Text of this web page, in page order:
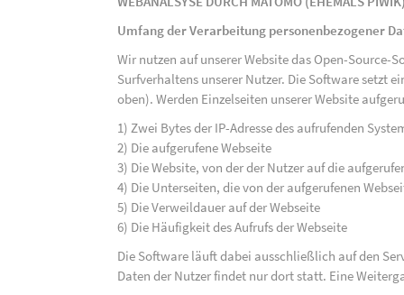
Umfang der Verarbeitung personenbezogener
Wir nutzen auf unserer Website das Open-Source-
Surfverhaltens unserer Nutzer. Die Software setzt
oben). Werden Einzelseiten unserer Website
1) Zwei Bytes der IP-Adresse des aufrufenden
2) Die aufgerufene Webseite
3) Die Website, von der der Nutzer auf die
4) Die Unterseiten, die von der aufgerufenen
5) Die Verweildauer auf der Webseite
6) Die Häufigkeit des Aufrufs der Webseite
Die Software läuft dabei ausschließlich auf den
Daten der Nutzer findet nur dort statt. Eine